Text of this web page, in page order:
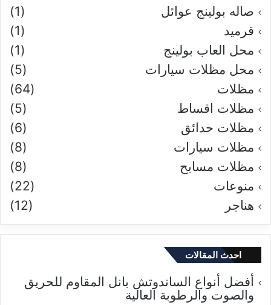
صاله بولينج عوائل
(1)
قرميد
(1)
محل العاب بولينج
(1)
محل مظلات سيارات
(5)
مظلات
(64)
مظلات اقساط
(5)
مظلات حدائق
(6)
مظلات سيارات
(8)
مظلات مسابح
(8)
منوعات
(22)
هناجر
(12)
احدث المقالات
أفضل أنواع الساندوتش بانل المقاوم للحريق
والصوت والرطوبة العالية